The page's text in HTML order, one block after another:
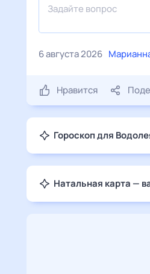
6 августа 2026
Нравится
Гороскоп для
Натальная карта —